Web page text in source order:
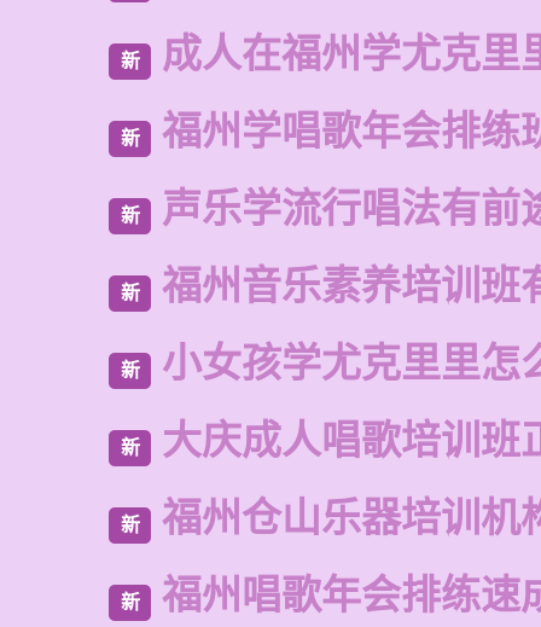
新 成人在福州学尤克里
新 福州学唱歌年会排练
新 声乐学流行唱法有前
新 福州音乐素养培训班
新 小女孩学尤克里里怎
新 大庆成人唱歌培训班
新 福州仓山乐器培训机
新 福州唱歌年会排练速